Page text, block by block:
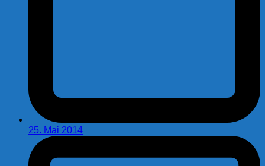
25. Mai 2014